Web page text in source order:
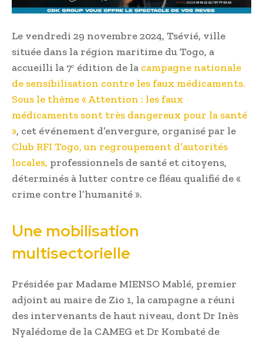
Le vendredi 29 novembre 2024, Tsévié, ville
située dans la région maritime du Togo, a
accueilli la 7ᵉ édition de la campagne nationale
de sensibilisation contre les faux médicaments.
Sous le thème « Attention : les faux
médicaments sont très dangereux pour la santé
», cet événement d’envergure, organisé par le
Club RFI Togo, un regroupement d’autorités
locales, professionnels de santé et citoyens,
déterminés à lutter contre ce fléau qualifié de «
crime contre l’humanité ».
Une mobilisation
multisectorielle
Présidée par Madame MIENSO Mablé, premier
adjoint au maire de Zio 1, la campagne a réuni
des intervenants de haut niveau, dont Dr Inès
Nyalédome de la CAMEG et Dr Kombaté de